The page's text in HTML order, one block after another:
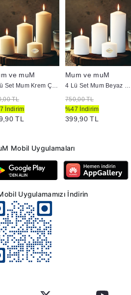
ve muM
4 Lü Set Mum Krem Çap :5 cm
TL
İndirim
TL
Mum ve muM
4 Lü Set Mum Beyaz Çap :5 cm
750,00 TL
%47 İndirim
399,90 TL
Mobil Uygulamaları
Uygulamamızı İndirin